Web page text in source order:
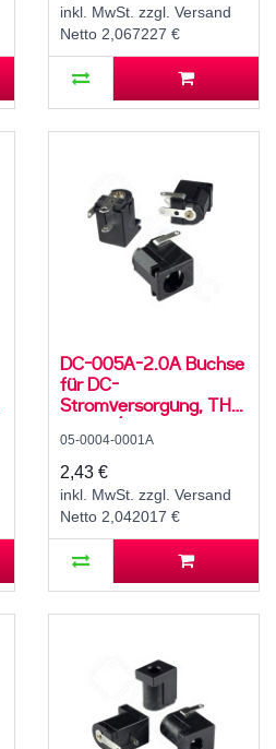
inkl. MwSt. zzgl. Versand
Netto 2,067227 €
DC-005A-2.0A Buchse
für DC-
Stromversorgung, THT,
für 5,5 / 2,1 mm
Hohlstecker, 30 V, 500
mA, 90°, -20..70 °C
05-0004-0001A
2,43 €
inkl. MwSt. zzgl. Versand
Netto 2,042017 €